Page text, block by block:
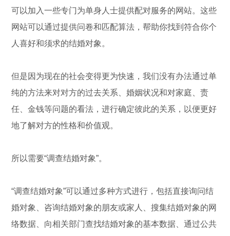
可以加入一些专门为单身人士提供配对服务的网站。这些
网站可以通过提供问卷和匹配算法，帮助你找到符合你个
人喜好和须求的结婚对象。
但是因为现在的社会变得更为快速，我们没有办法通过单
纯的方法来对对方的过去关系、婚姻状况和对家庭、责
任、金钱等问题的看法，进行确定彼此的关系，以便更好
地了解对方的性格和价值观。
所以需要“调查结婚对象”。
“调查结婚对象”可以通过多种方式进行，包括直接询问结
婚对象、咨询结婚对象的朋友或家人、搜集结婚对象的网
络数据、向相关部门查找结婚对象的基本数据、通过公共